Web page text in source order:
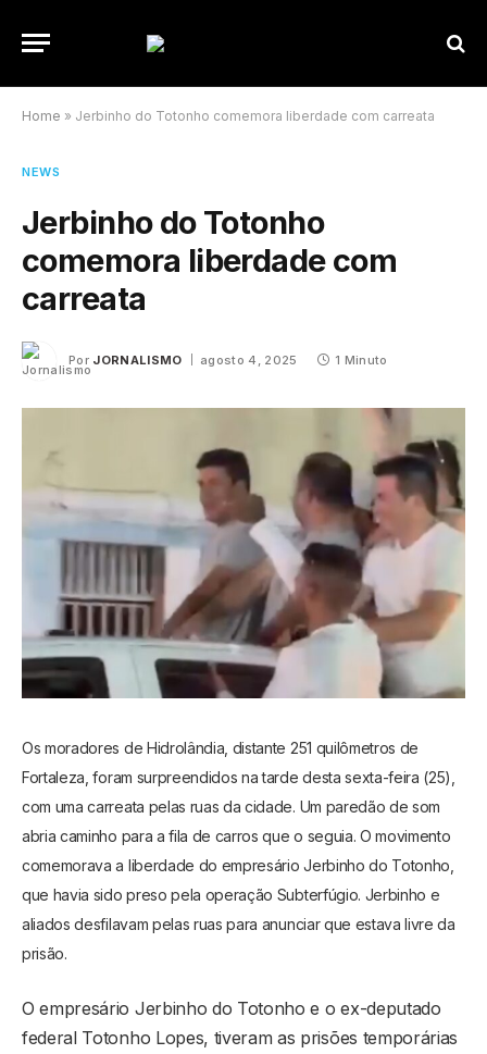
Home » Jerbinho do Totonho comemora liberdade com carreata
NEWS
Jerbinho do Totonho
comemora liberdade com
carreata
Por JORNALISMO agosto 4, 2025 1 Minuto
Os moradores de Hidrolândia, distante 251 quilômetros de
Fortaleza, foram surpreendidos na tarde desta sexta-feira (25),
com uma carreata pelas ruas da cidade. Um paredão de som
abria caminho para a fila de carros que o seguia. O movimento
comemorava a liberdade do empresário Jerbinho do Totonho,
que havia sido preso pela operação Subterfúgio. Jerbinho e
aliados desfilavam pelas ruas para anunciar que estava livre da
prisão.
O empresário Jerbinho do Totonho e o ex-deputado
federal Totonho Lopes, tiveram as prisões temporárias